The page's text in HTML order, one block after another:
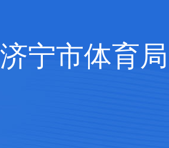
济宁市体育局